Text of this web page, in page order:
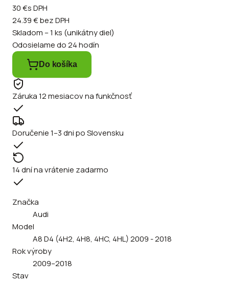
30 €s DPH
24.39 €bez DPH
Skladom – 1 ks (unikátny diel)
Odosielame do 24 hodín
Do košíka
Záruka 12 mesiacov na funkčnosť
Doručenie 1–3 dni po Slovensku
14 dní na vrátenie zadarmo
Značka
Audi
Model
A8 D4 (4H2, 4H8, 4HC, 4HL) 2009 - 2018
Rok výroby
2009–2018
Stav